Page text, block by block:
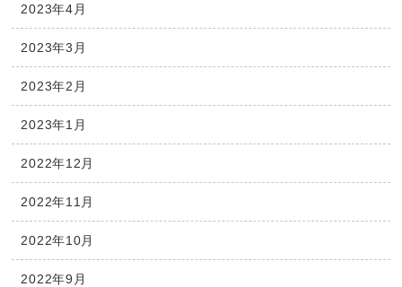
2023年4月
2023年3月
2023年2月
2023年1月
2022年12月
2022年11月
2022年10月
2022年9月